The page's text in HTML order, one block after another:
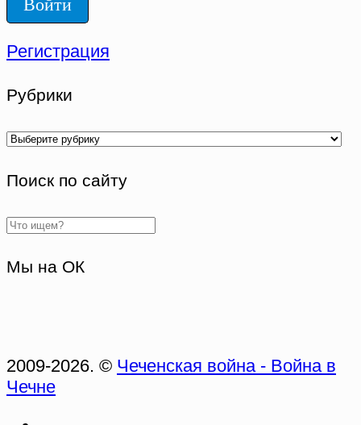
Регистрация
Рубрики
Рубрики
Поиск по сайту
Мы на ОК
2009-2026. © Чеченская война - Война в
Чечне